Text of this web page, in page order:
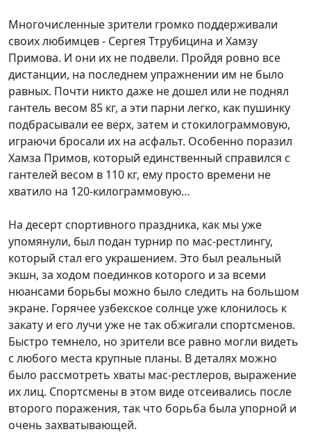
Многочисленные зрители громко поддерживали
своих любимцев - Сергея Ттрубицина и Хамзу
Примова. И они их не подвели. Пройдя ровно все
дистанции, на последнем упражнении им не было
равных. Почти никто даже не дошел или не поднял
гантель весом 85 кг, а эти парни легко, как пушинку
подбрасывали ее верх, затем и стокилограммовую,
играючи бросали их на асфальт. Особенно поразил
Хамза Примов, который единственный справился с
гантелей весом в 110 кг, ему просто времени не
хватило на 120-килограммовую…
На десерт спортивного праздника, как мы уже
упомянули, был подан турнир по мас-рестлингу,
который стал его украшением. Это был реальный
экшн, за ходом поединков которого и за всеми
нюансами борьбы можно было следить на большом
экране. Горячее узбекское солнце уже клонилось к
закату и его лучи уже не так обжигали спортсменов.
Быстро темнело, но зрители все равно могли видеть
с любого места крупные планы. В деталях можно
было рассмотреть хваты мас-рестлеров, выражение
их лиц. Спортсмены в этом виде отсеивались после
второго поражения, так что борьба была упорной и
очень захватывающей.